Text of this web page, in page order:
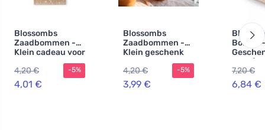
Blossombs
Zaadbommen -
Klein cadeau voor
Bloemen (2
stuks)
4,20 €
4,01 €
-5%
Blossombs
Zaadbommen -
Klein geschenk
voor leraren -
Konijntje (2
stuks)
4,20 €
3,99 €
-5%
Bombs
stuks)
en
cadeau
7,20 €
6,84 €